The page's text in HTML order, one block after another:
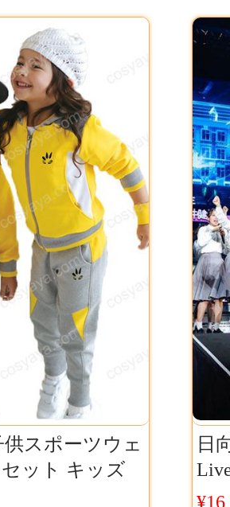
スポーツウェ
ット キッズ
ャージ長袖
日
け